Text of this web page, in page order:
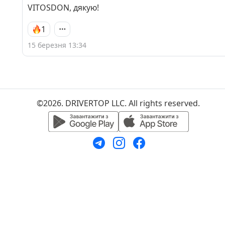
VITOSDON, дякую!
1
15 березня 13:34
©2026. DRIVERTOP LLC. All rights reserved.